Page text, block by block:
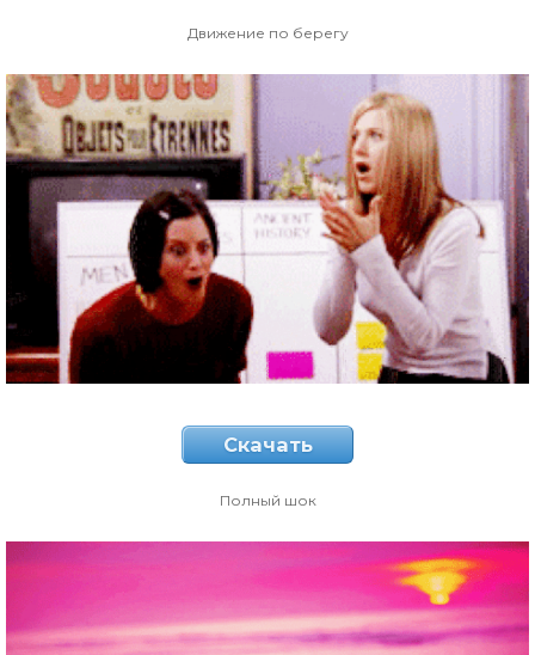
Движение по берегу
Скачать
Полный шок